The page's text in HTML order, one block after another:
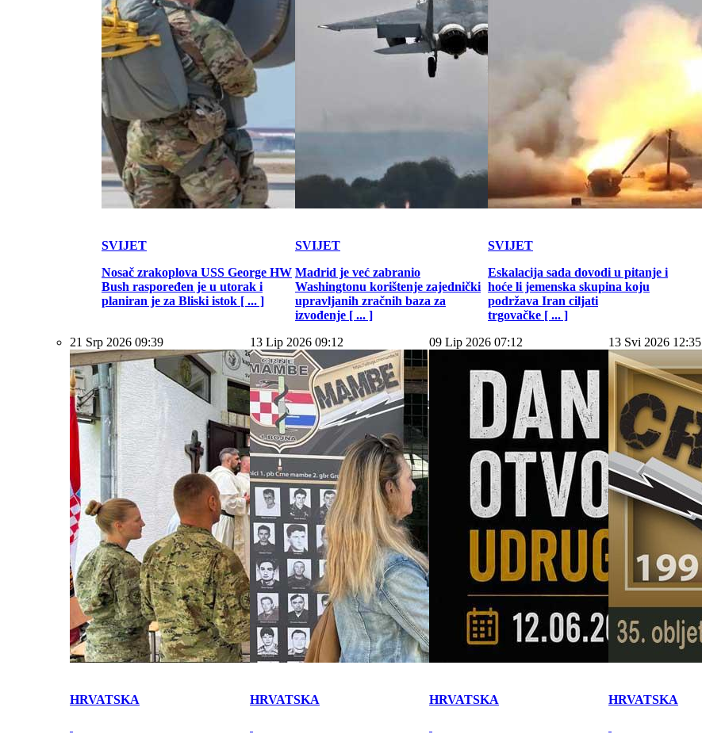
SVIJET
Nosač zrakoplova USS George HW
Bush raspoređen je u utorak i
planiran je za Bliski istok [ ... ]
SVIJET
Madrid je već zabranio
Washingtonu korištenje zajednički
upravljanih zračnih baza za
izvođenje [ ... ]
SVIJET
Eskalacija sada dovodi u pitanje i
hoće li jemenska skupina koju
podržava Iran ciljati
trgovačke [ ... ]
21 Srp 2026 09:39
HRVATSKA
13 Lip 2026 09:12
HRVATSKA
09 Lip 2026 07:12
HRVATSKA
13 Svi 2026 12:35
HRVATSKA